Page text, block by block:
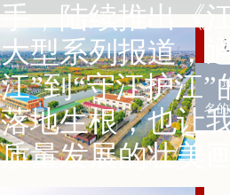
手，陆续推出《
大型系列报道，
江”到“守江护江
落地生根，也让
质量发展的壮美
名